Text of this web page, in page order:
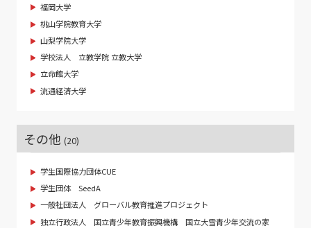
福岡大学
桃山学院教育大学
山梨学院大学
学校法人 立教学院 立教大学
立命館大学
流通経済大学
その他 (20)
学生国際協力団体CUE
学生団体 SeedA
一般社団法人 グローバル教育推進プロジェクト
独立行政法人 国立青少年教育振興機構 国立大雪青少年交流の家